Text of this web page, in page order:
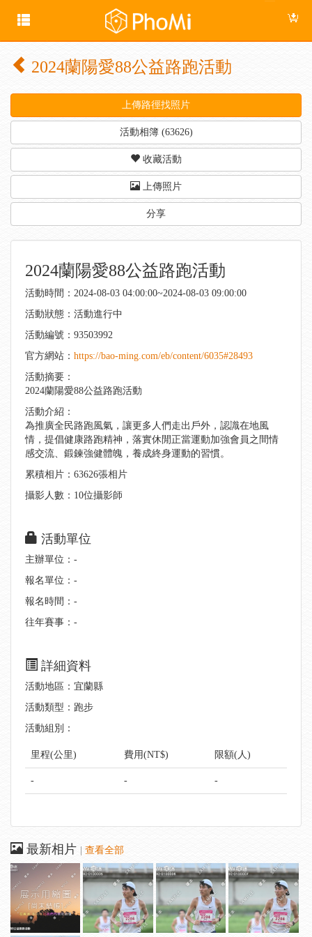
2024蘭陽愛88公益路跑活動
上傳路徑找照片
活動相簿 (63626)
收藏活動
上傳照片
分享
2024蘭陽愛88公益路跑活動
活動時間：2024-08-03 04:00:00~2024-08-03 09:00:00
活動狀態：活動進行中
活動編號：93503992
官方網站： https://bao-ming.com/eb/content/6035#28493
活動摘要：
2024蘭陽愛88公益路跑活動
活動介紹：
為推廣全民路跑風氣，讓更多人們走出戶外，認識在地風
情，提倡健康路跑精神，落實休閒正當運動加強會員之間情
感交流、鍛鍊強健體魄，養成終身運動的習慣。
累積相片：63626張相片
攝影人數：10位攝影師
活動單位
主辦單位：-
報名單位：-
報名時間：-
往年賽事：-
詳細資料
活動地區：宜蘭縣
活動類型：跑步
活動組別：
里程(公里) 費用(NT$) 限額(人)
- - -
最新相片 查看全部